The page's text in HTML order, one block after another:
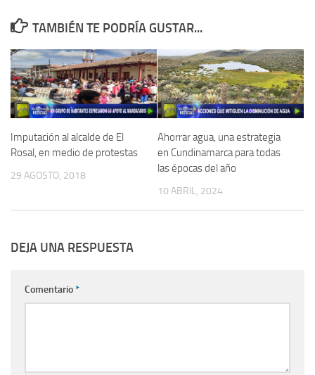
TAMBIÉN TE PODRÍA GUSTAR...
Imputación al alcalde de El
Rosal, en medio de protestas
29 AGOSTO, 2018
Ahorrar agua, una estrategia
en Cundinamarca para todas
las épocas del año
10 ABRIL, 2024
DEJA UNA RESPUESTA
Comentario*